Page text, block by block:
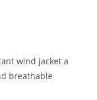
wind jacket a
breathable